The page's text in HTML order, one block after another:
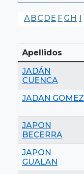
A BC DE F G H I
Apellidos
JADÁN
CUENCA
JADAN GOMEZ
JAPON
BECERRA
JAPON
GUALAN